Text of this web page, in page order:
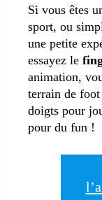
Si vous êtes
sport, ou
une petite
essayez le
animation,
terrain de
doigts pour
pour du fun !